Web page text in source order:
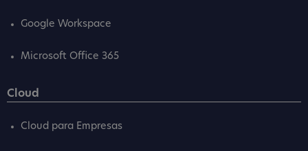
Google Workspace
Microsoft Office 365
Cloud
Cloud para Empresas